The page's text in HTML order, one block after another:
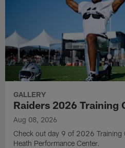
GALLERY
Raiders 2026 Training
Aug 08, 2026
Check out day 9 of 2026 Training
Heath Performance Center.